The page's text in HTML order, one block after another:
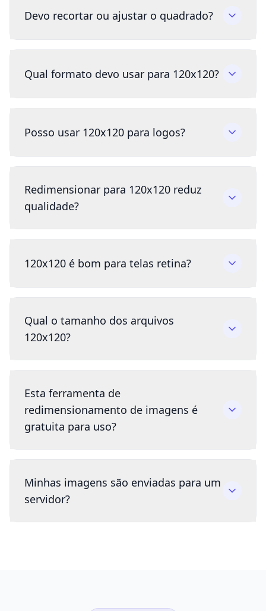
Devo recortar ou ajustar o quadrado?
Qual formato devo usar para 120x120?
Posso usar 120x120 para logos?
Redimensionar para 120x120 reduz
qualidade?
120x120 é bom para telas retina?
Qual o tamanho dos arquivos
120x120?
Esta ferramenta de
redimensionamento de imagens é
gratuita para uso?
Minhas imagens são enviadas para um
servidor?